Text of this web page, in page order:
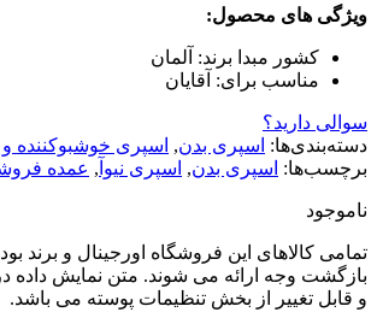
ویژگی های محصول:
کشور مبدا برند: آلمان
مناسب برای: آقایان
سوالی دارید؟
دسته‌بندی‌ها: اسپری بدن, اسپری خوشبوکننده
برچسب‌ها: اسپری بدن, اسپری نیوآ , عمده
ناموجود
تمامی کالاهای این فروشگاه اورجینال و برند
بازگشت وجه ارائه می شوند. متن نمایش داده
و قابل تغییر از بخش تنظیمات پوسته می باشد.